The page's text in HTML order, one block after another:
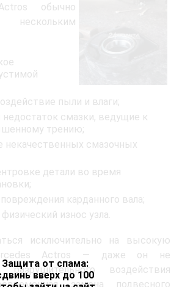
Защита от спама:
вверх до 100
обычно
нескольким
пыли и влаги;
недостаток смазки, ведущие к
трению;
некачественных смазочных
детали во время
карданного вала;
износ узла.
исключительно на высокую
Actros — даже он не
разрушительного воздействия
замена подвесного